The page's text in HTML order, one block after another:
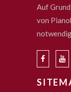
Auf
von